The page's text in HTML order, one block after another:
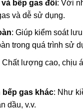
bếp gas đôi: Với
và dễ sử dụng.
: Giúp kiểm soát
trong quá trình sử
Chất lượng cao, chịu
bếp gas khác: Như
dầu, v.v.